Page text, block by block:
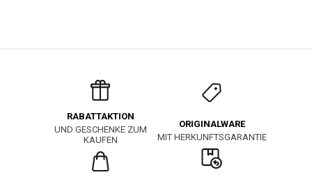
RABATTAKTION
UND GESCHENKE ZUM
KAUFEN
ORIGINALWARE
MIT HERKUNFTSGARANTIE